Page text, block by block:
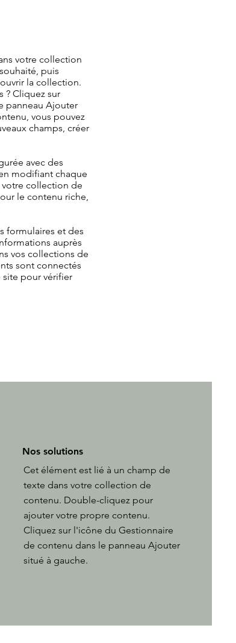
votre collection
puis
la collection.
? Cliquez sur
panneau Ajouter
vous pouvez
champs, créer
avec des
modifiant chaque
votre collection de
le contenu riche,
formulaires et des
auprès
vos collections de
sont connectés
site pour vérifier
Nos solutions
Cet élément est lié à un champ de
texte dans votre collection de
contenu. Double-cliquez pour
ajouter votre propre contenu.
Cliquez sur l'icône du Gestionnaire
de contenu dans le panneau Ajouter
situé à gauche.